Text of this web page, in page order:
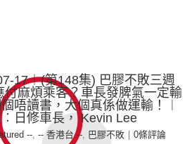
17︱(第148集) 巴膠不敗三週
麻煩乘客？車長發脾氣一定輸
唔讀書，大個真係做運輸！︱
日修車長， Kevin Lee
--, -- 香港台 --, 巴膠不敗 0條評論